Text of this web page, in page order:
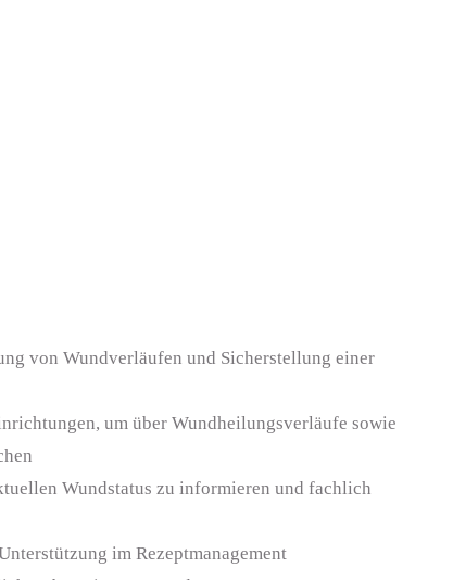
von Wundverläufen und Sicherstellung einer
um über Wundheilungsverläufe sowie
Wundstatus zu informieren und fachlich
im Rezeptmanagement